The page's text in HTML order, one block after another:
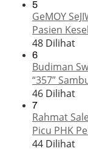
5
GeMOY
Pasien
48 Dilihat
6
Budiman
“357”
46 Dilihat
7
Rahmat
Picu PHK
44 Dilihat